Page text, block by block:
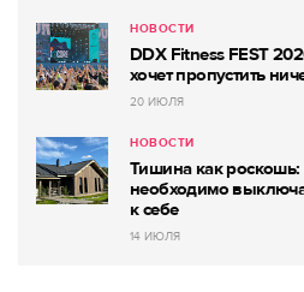
НОВОСТИ
DDX Fitness FEST
хочет пропустить
20 ИЮЛЯ
НОВОСТИ
Тишина как
необходимо
к себе
14 ИЮЛЯ